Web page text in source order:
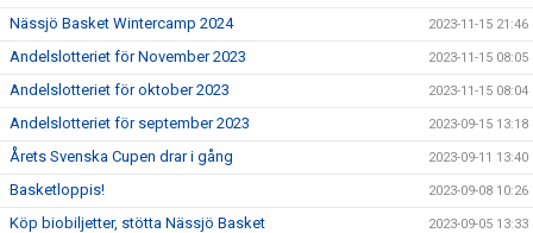
Nässjö Basket Wintercamp 2024 2023-11-15 21:46
Andelslotteriet för November 2023 2023-11-15 08:05
Andelslotteriet för oktober 2023 2023-11-15 08:04
Andelslotteriet för september 2023 2023-09-15 13:18
Årets Svenska Cupen drar i gång 2023-09-11 13:40
Basketloppis! 2023-09-08 10:26
Köp biobiljetter, stötta Nässjö Basket 2023-09-05 13:33